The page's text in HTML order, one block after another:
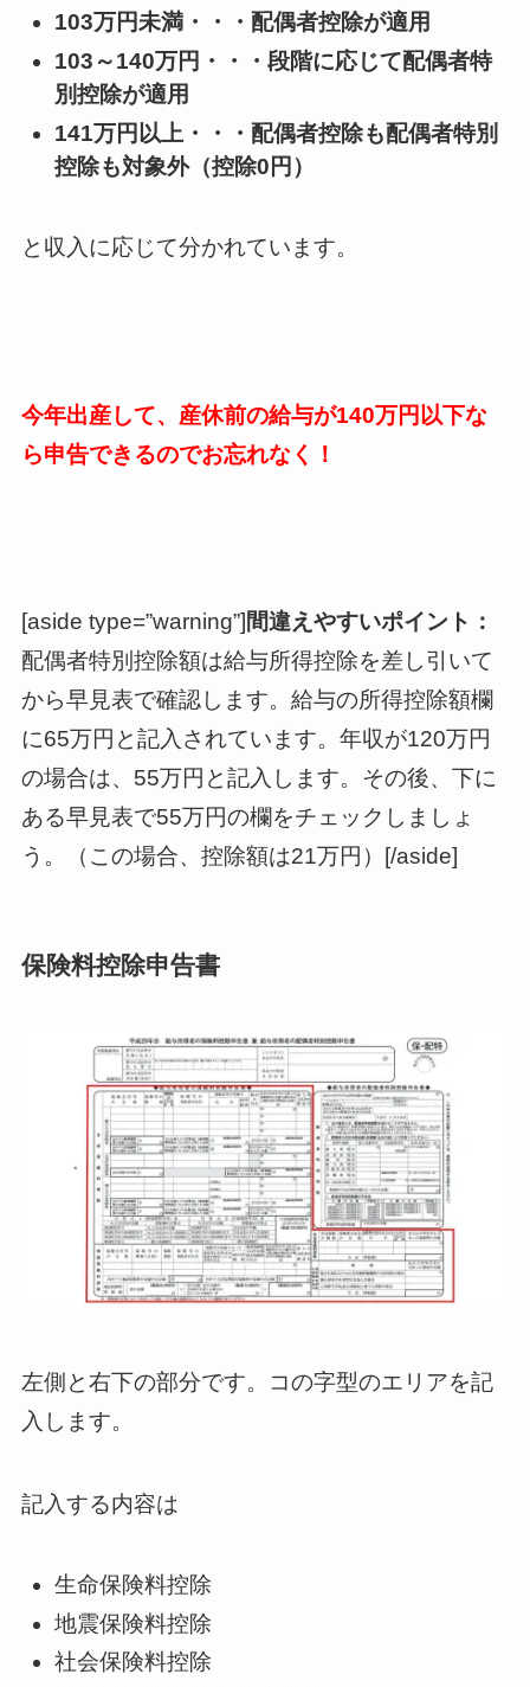
103万円未満・・・配偶者控除が適用
103～140万円・・・段階に応じて配偶者特
別控除が適用
141万円以上・・・配偶者控除も配偶者特別
控除も対象外（控除0円）
と収入に応じて分かれています。
今年出産して、産休前の給与が140万円以下な
ら申告できるのでお忘れなく！
[aside type=”warning”]間違えやすいポイント：
配偶者特別控除額は給与所得控除を差し引いて
から早見表で確認します。給与の所得控除額欄
に65万円と記入されています。年収が120万円
の場合は、55万円と記入します。その後、下に
ある早見表で55万円の欄をチェックしましょ
う。（この場合、控除額は21万円）[/aside]
保険料控除申告書
左側と右下の部分です。コの字型のエリアを記
入します。
記入する内容は
生命保険料控除
地震保険料控除
社会保険料控除